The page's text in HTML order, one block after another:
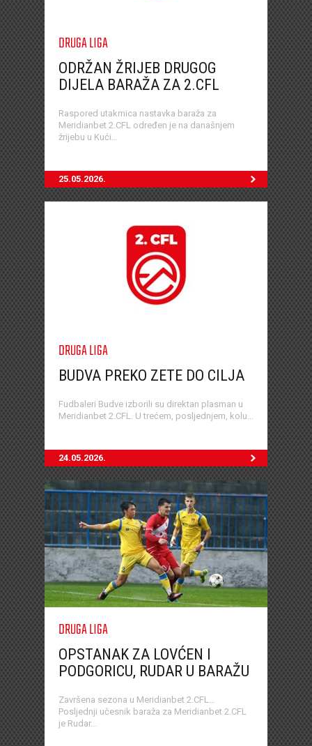
DRUGA LIGA
ODRŽAN ŽRIJEB DRUGOG
DIJELA BARAŽA ZA 2.CFL
Raspored utakmica nastavka baraža za
Meridianbet 2.CFL određen je na današnjem
žrijebu u Kući...
25.05.2026.
DRUGA LIGA
BUDVA PREKO ZETE DO CILJA
Fudbaleri Budve izborili su direktan plasman u
Meridianbet 2.CFL. U trećem, posljednjem, kolu...
24.05.2026.
DRUGA LIGA
OPSTANAK ZA LOVĆEN I
PODGORICU, RUDAR U BARAŽU
Završena sezona u Meridianbet 2.CFL…
Posljednji učesnik baraža za Meridianbet 2.CFL
je Rudar...